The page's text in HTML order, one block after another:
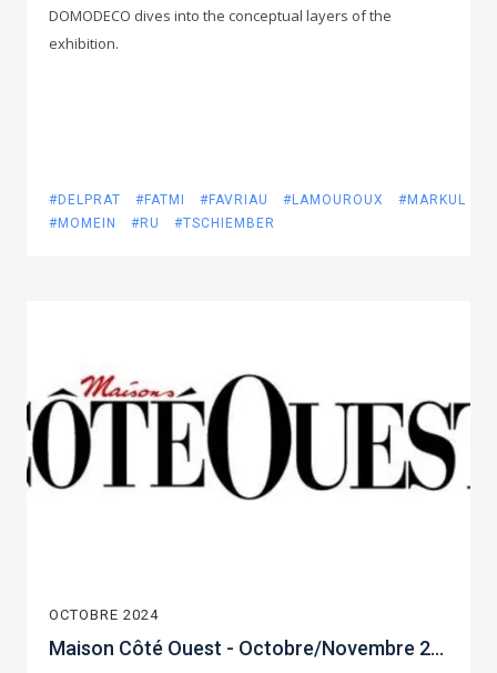
DOMODECO dives into the conceptual layers of the
exhibition.
#DELPRAT #FATMI #FAVRIAU #LAMOUROUX
#MARKUL
#MOMEIN
#RU #TSCHIEMBER
OCTOBRE 2024
Maison Côté Ouest - Octobre/Novembre 2024